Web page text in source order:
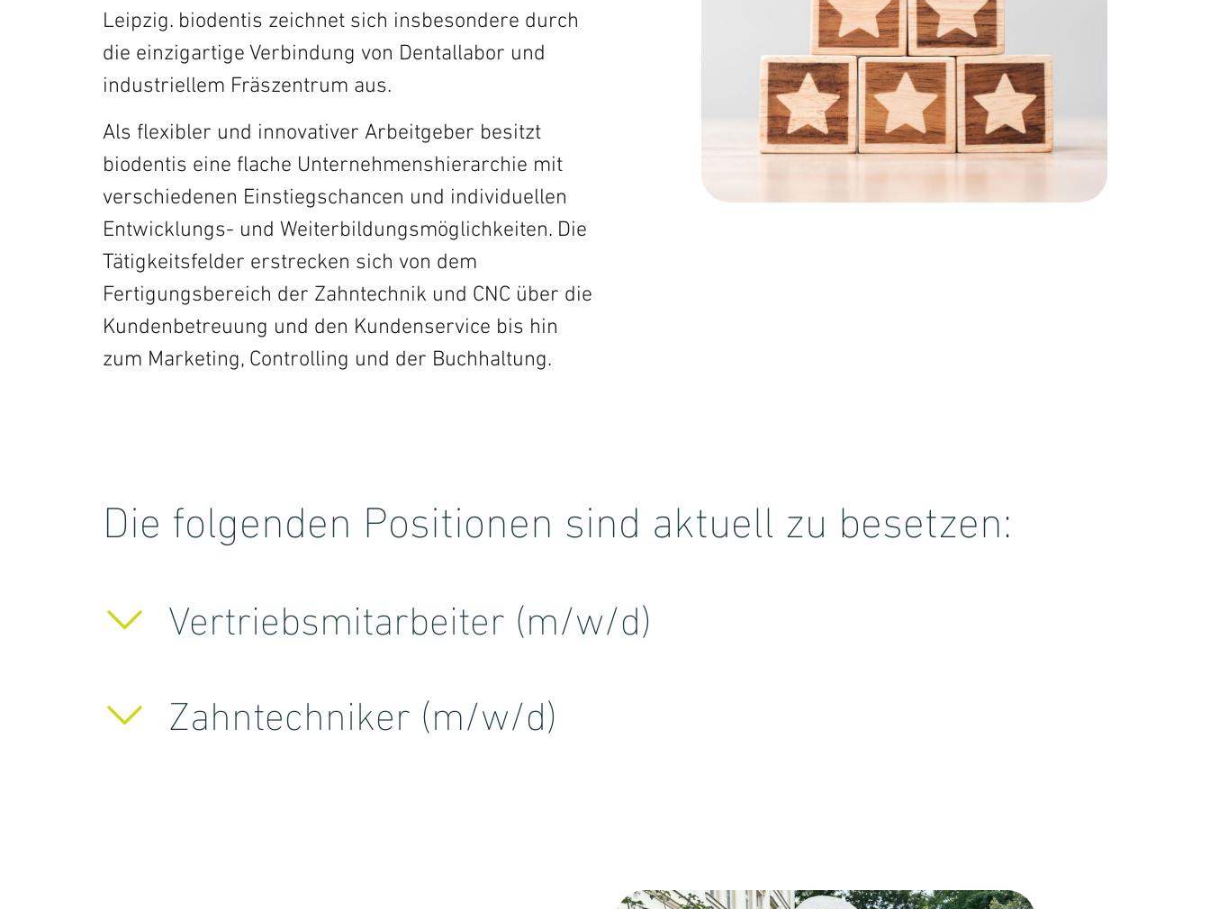
Provisorien
Retainer
DELABO.portal
Implantatplanung
Karriere
Leipzig. biodentis zeichnet sich insbesondere durch
die einzigartige Verbindung von Dentallabor und
industriellem Fräszentrum aus.
Als flexibler und innovativer Arbeitgeber besitzt
biodentis eine flache Unternehmenshierarchie mit
verschiedenen Einstiegschancen und individuellen
Entwicklungs- und Weiterbildungsmöglichkeiten. Die
Tätigkeitsfelder erstrecken sich von dem
Fertigungsbereich der Zahntechnik und CNC über die
Kundenbetreuung und den Kundenservice bis hin
zum Marketing, Controlling und der Buchhaltung.
Die folgenden Positionen sind aktuell zu besetzen:
Vertriebsmitarbeiter (m/w/d)
Zahntechniker (m/w/d)